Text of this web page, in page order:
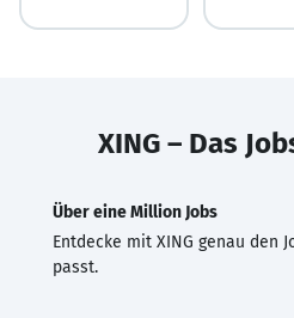
XING – Das
Über eine Million Jobs
Entdecke mit XING genau den
passt.